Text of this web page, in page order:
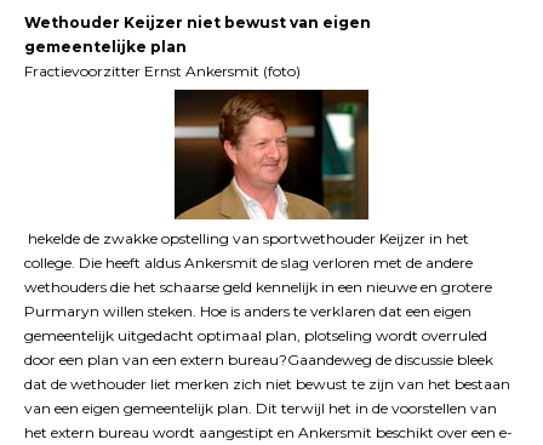
Wethouder Keijzer niet bewust van eigen
gemeentelijke plan
Fractievoorzitter Ernst Ankersmit (foto)
hekelde de zwakke opstelling van sportwethouder Keijzer in het
college. Die heeft aldus Ankersmit de slag verloren met de andere
wethouders die het schaarse geld kennelijk in een nieuwe en grotere
Purmaryn willen steken. Hoe is anders te verklaren dat een eigen
gemeentelijk uitgedacht optimaal plan, plotseling wordt overruled
door een plan van een extern bureau?Gaandeweg de discussie bleek
dat de wethouder liet merken zich niet bewust te zijn van het bestaan
van een eigen gemeentelijk plan. Dit terwijl het in de voorstellen van
het extern bureau wordt aangestipt en Ankersmit beschikt over een e-